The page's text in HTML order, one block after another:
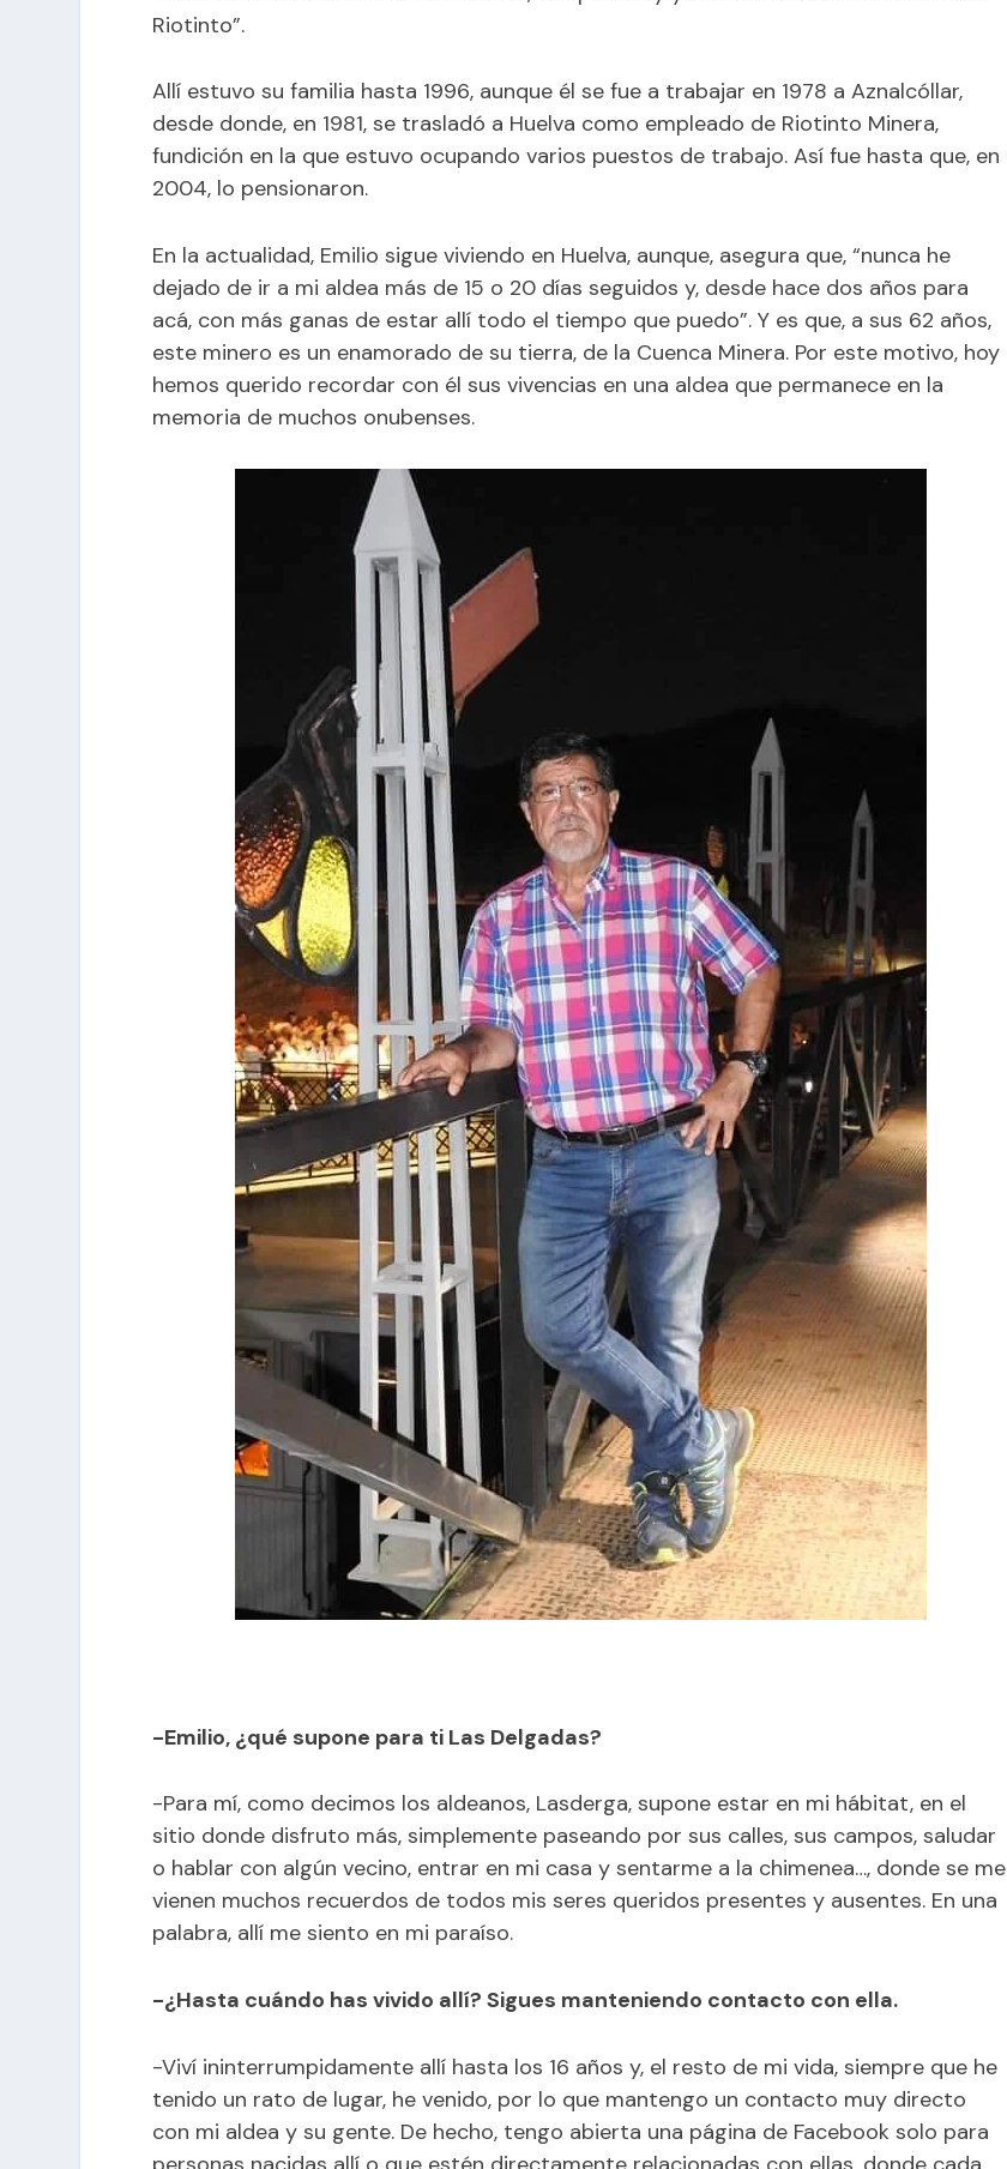
Riotinto”.
Allí estuvo su familia hasta 1996, aunque él se fue a trabajar en 1978 a Aznalcóllar,
desde donde, en 1981, se trasladó a Huelva como empleado de Riotinto Minera,
fundición en la que estuvo ocupando varios puestos de trabajo. Así fue hasta que, en
2004, lo pensionaron.
En la actualidad, Emilio sigue viviendo en Huelva, aunque, asegura que, “nunca he
dejado de ir a mi aldea más de 15 o 20 días seguidos y, desde hace dos años para
acá, con más ganas de estar allí todo el tiempo que puedo”. Y es que, a sus 62 años,
este minero es un enamorado de su tierra, de la Cuenca Minera. Por este motivo, hoy
hemos querido recordar con él sus vivencias en una aldea que permanece en la
memoria de muchos onubenses.
-Emilio, ¿qué supone para ti Las Delgadas?
-Para mí, como decimos los aldeanos, Lasderga, supone estar en mi hábitat, en el
sitio donde disfruto más, simplemente paseando por sus calles, sus campos, saludar
o hablar con algún vecino, entrar en mi casa y sentarme a la chimenea…, donde se me
vienen muchos recuerdos de todos mis seres queridos presentes y ausentes. En una
palabra, allí me siento en mi paraíso.
-¿Hasta cuándo has vivido allí? Sigues manteniendo contacto con ella.
-Viví ininterrumpidamente allí hasta los 16 años y, el resto de mi vida, siempre que he
tenido un rato de lugar, he venido, por lo que mantengo un contacto muy directo
con mi aldea y su gente. De hecho, tengo abierta una página de Facebook solo para